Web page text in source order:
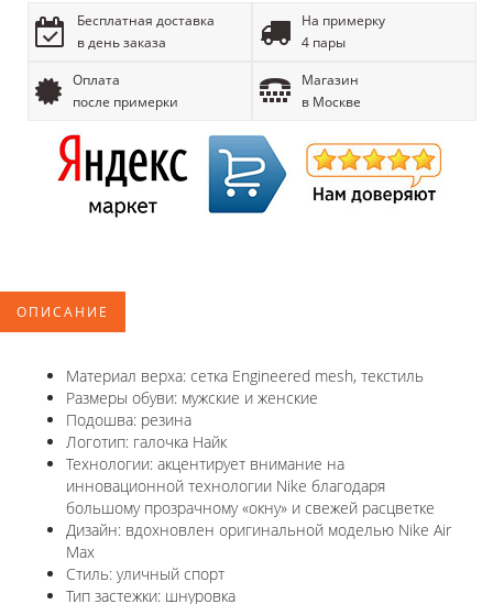
Бесплатная доставка
в день заказа
На примерку
4 пары
Оплата
после примерки
Магазин
в Москве
ОПИСАНИЕ
Материал верха: сетка Engineered mesh, текстиль
Размеры обуви: мужские и женские
Подошва: резина
Логотип: галочка Найк
Технологии: акцентирует внимание на
инновационной технологии Nike благодаря
большому прозрачному «окну» и свежей расцветке
Дизайн: вдохновлен оригинальной моделью Nike Air
Max
Стиль: уличный спорт
Тип застежки: шнуровка